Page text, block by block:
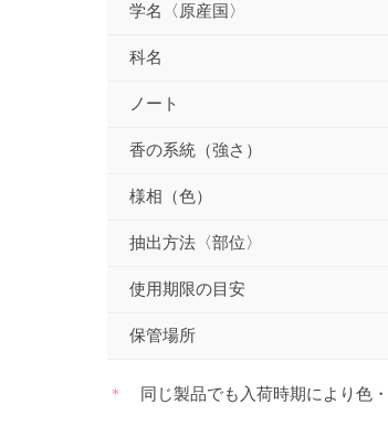
学名〈原産国〉
科名
ノート
香の系統（強さ）
様相（色）
抽出方法〈部位〉
使用期限の目安
保管場所
同じ製品でも入荷時期により色